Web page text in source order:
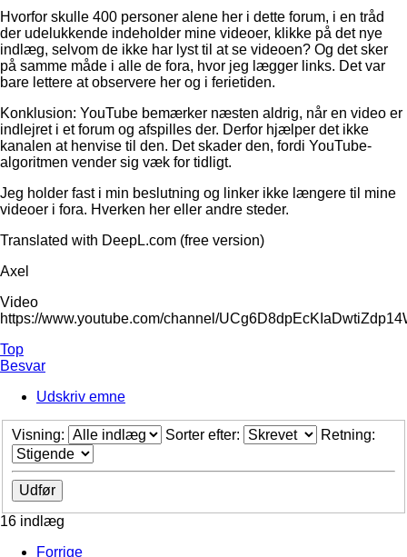
Hvorfor skulle 400 personer alene her i dette forum, i en tråd
der udelukkende indeholder mine videoer, klikke på det nye
indlæg, selvom de ikke har lyst til at se videoen? Og det sker
på samme måde i alle de fora, hvor jeg lægger links. Det var
bare lettere at observere her og i ferietiden.
Konklusion: YouTube bemærker næsten aldrig, når en video er
indlejret i et forum og afspilles der. Derfor hjælper det ikke
kanalen at henvise til den. Det skader den, fordi YouTube-
algoritmen vender sig væk for tidligt.
Jeg holder fast i min beslutning og linker ikke længere til mine
videoer i fora. Hverken her eller andre steder.
Translated with DeepL.com (free version)
Axel
Video
https://www.youtube.com/channel/
Top
Besvar
Udskriv emne
Visning: Sorter efter: Retning:
16 indlæg
Forrige